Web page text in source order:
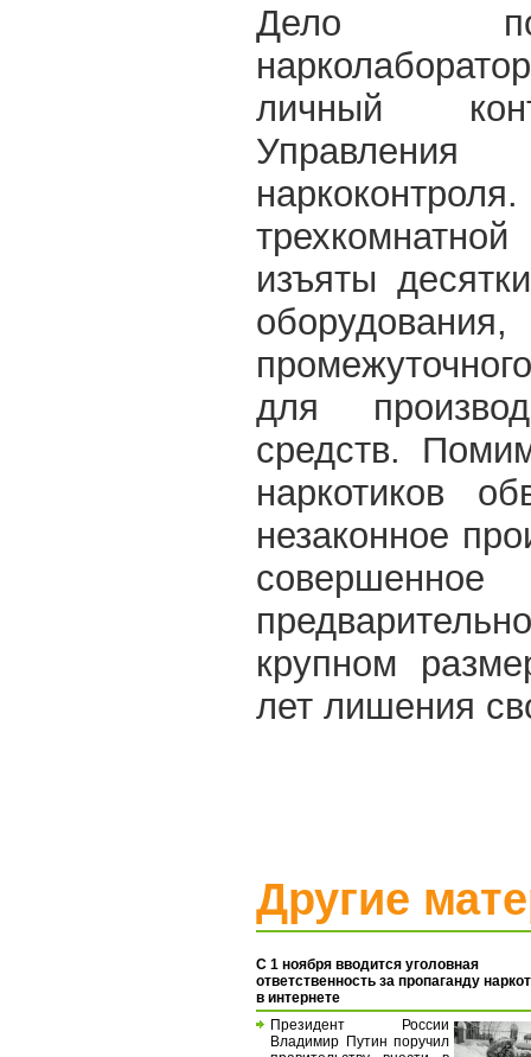
Дело по
личный
изъяты
для
средств.
наркотиков
незаконное
крупном
лет лишения
Другие
С 1 ноября вводится уголовная
ответственность за пропаганду
в интернете
Президент России
Владимир Путин поручил